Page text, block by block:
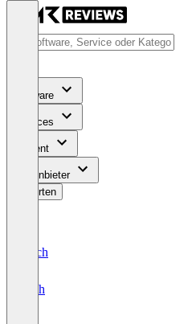
Software
Services
Content
Für Anbieter
Bewerten
Deutsch
English